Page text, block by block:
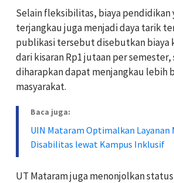
Selain fleksibilitas, biaya pendidikan
terjangkau juga menjadi daya tarik
publikasi tersebut disebutkan biaya
dari kisaran Rp1 jutaan per semester,
diharapkan dapat menjangkau lebih
masyarakat.
Baca juga:
UIN Mataram Optimalkan Layanan
Disabilitas lewat Kampus Inklusif
UT Mataram juga menonjolkan